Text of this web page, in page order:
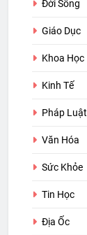
Đời Sống
Giáo Dục
Khoa Học
Kinh Tế
Pháp Luật
Văn Hóa
Sức Khỏe
Tin Học
Địa Ốc